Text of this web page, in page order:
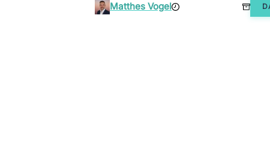
Matthes Vogel